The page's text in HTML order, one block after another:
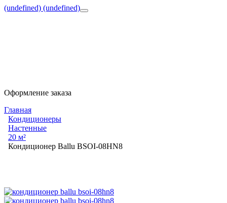
(undefined) (undefined)
Оформление заказа
Главная
Кондиционеры
Настенные
20 м²
Кондиционер Ballu BSOI-08HN8